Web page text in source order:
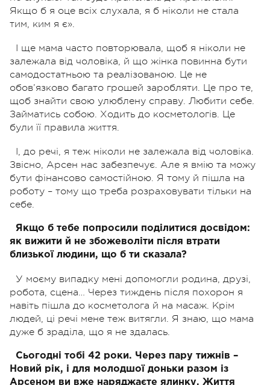
Якщо б я оце всіх слухала, я б ніколи не стала
тим, ким я є».
І ще мама часто повторювала, щоб я ніколи не
залежала від чоловіка, й що жінка повинна бути
самодостатньою та реалізованою. Це не
обов’язково багато грошей заробляти. Це про те,
щоб знайти свою улюблену справу. Любити себе.
Займатись собою. Ходить до косметологів. Це
були її правила життя.
І, до речі, я теж ніколи не залежала від чоловіка.
Звісно, Арсен нас забезпечує. Але я вмію та можу
бути фінансово самостійною. Я тому й пішла на
роботу – тому що треба розраховувати тільки на
себе.
Якщо б тебе попросили поділитися досвідом:
як вижити й не збожеволіти після втрати
близької людини, що б ти сказала?
У моєму випадку мені допомогли родина, друзі,
робота, сцена… Через тиждень після похорон я
навіть пішла до косметолога й на масаж. Крім
людей, ці речі мене теж витягли. Я знаю, що мама
дуже б зраділа, що я не здалась.
Сьогодні тобі 42 роки. Через пару тижнів –
Новий рік, і для молодшої доньки разом із
Арсеном ви вже наряджаєте ялинку. Життя